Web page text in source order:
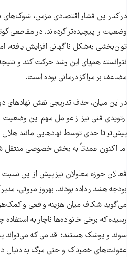
در کنار این فشار اقتصادی مزمن، شوک‌های
وضعیت را پیچیده‌تر کرده‌اند. در مقاطعی
توان‌بخشی به‌شکل ناگهانی افزایش یافته،
نتوانسته هم‌پای این رشد حرکت کند و
مضاعف بر مراکز درمانی بوده است.
در این میان، حذف تدریجی نقش نهادهای
ارتوپدی فنی نیز از عوامل مهم این
پیش‌تر تا حدی توسط نهادهایی مانند هلال
اما اکنون عمدتاً به بخش خصوصی
فعالان حوزه معلولان نیز پیش از این نسبت
بودجه هشدار داده‌ بودند. بهروز مروتی،
می‌گوید شکاف میان هزینه واقعی و
رسیده که برخی خانواده‌ها ناچار به استفاده
سوند و پوشک هستند؛ اقدامی که می‌تواند
عفونت‌های خطرناک و حتی مرگ به دنبال